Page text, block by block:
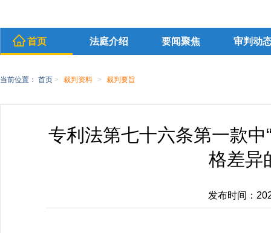
首页 法庭介绍 要闻聚焦 审判动
当前位置： 首页 > 裁判资料 > 裁判要旨
专利法第七十六条第一款
格差异
发布时间：